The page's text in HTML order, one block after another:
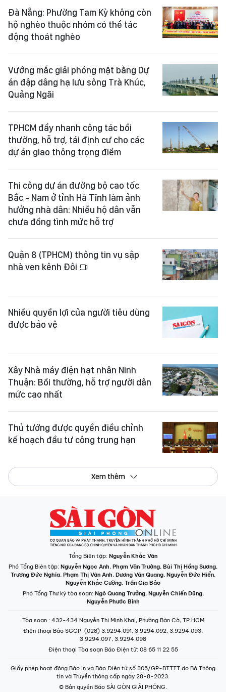
Đà Nẵng: Phường Tam Kỳ không còn
hộ nghèo thuộc nhóm có thể tác
động thoát nghèo
Vướng mắc giải phóng mặt bằng Dự
án đập dâng hạ lưu sông Trà Khúc,
Quảng Ngãi
TPHCM đẩy nhanh công tác bồi
thường, hỗ trợ, tái định cư cho các
dự án giao thông trọng điểm
Thi công dự án đường bộ cao tốc
Bắc - Nam ở tỉnh Hà Tĩnh làm ảnh
hưởng nhà dân: Nhiều hộ dân vẫn
chưa đồng tình mức hỗ trợ
Quận 8 (TPHCM) thông tin vụ sập
nhà ven kênh Đôi
Nhiều quyền lợi của người tiêu dùng
được bảo vệ
Xây Nhà máy điện hạt nhân Ninh
Thuận: Bồi thường, hỗ trợ người dân
mức cao nhất
Thủ tướng được quyền điều chỉnh
kế hoạch đầu tư công trung hạn
Xem thêm
Tổng Biên tập: Nguyễn Khắc Văn
Phó Tổng Biên tập: Nguyễn Ngọc Anh, Phạm Văn Trường, Bùi Thị Hồng Sương,
Trương Đức Nghĩa, Phạm Thị Vân Anh, Dương Văn Quang, Nguyễn Đức Hiển,
Nguyễn Khắc Cường, Trần Gia Bảo
Phó Tổng Thư ký tòa soạn: Ngô Quang Trưởng, Nguyễn Chiến Dũng,
Nguyễn Phước Bình
Tòa soạn : 432-434 Nguyễn Thị Minh Khai, Phường Bàn Cờ, TP.HCM
Điện thoại Báo SGGP: (028) 3.9294.091, 3.9294.092, 3.9294.093,
3.9294.097, 3.9294.098
Điện thoại Tòa soạn Báo Điện tử: 08 65 11 22 55
Giấy phép hoạt động Báo in và Báo Điện tử số 305/GP-BTTTT do Bộ Thông
tin và Truyền thông cấp ngày 28-8-2023.
© Bản quyền Báo SÀI GÒN GIẢI PHÓNG.